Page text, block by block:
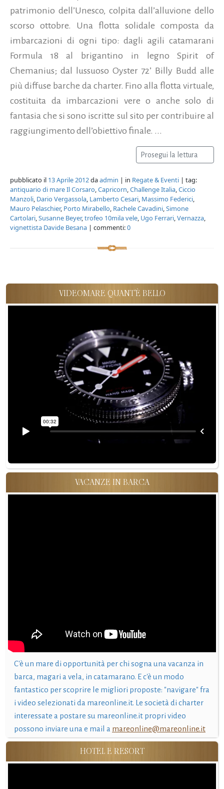
patrimonio dell’Unesco, colpita dall’alluvione dello
scorso ottobre. Una flotta solidale composta da
imbarcazioni di ogni tipo: dagli agili catamarani
Formula 18 al brigantino in legno Spirit of
Chemanius; dal lussuoso Oyster 72’ Billy Budd alle
più diffuse barche da charter. Fino alla flotta virtuale,
costituita da imbarcazioni vere o anche solo di
fantasia che si sono iscritte sul sito per contribuire al
raggiungimento dell’obiettivo finale. ...
Prosegui la lettura
pubblicato il 13 Aprile 2012daadmin | in Regate & Eventi | tag:
antiquario di mare Il Corsaro,Capricorn,Challenge Italia,Ciccio
Manzoli, Dario Vergassola, Lamberto Cesari, Massimo Federici,
Mauro Pelaschier, Porto Mirabello, Rachele Cavadini,Simone
Cartolari,Susanne Beyer,trofeo 10mila vele, Ugo Ferrari,Vernazza,
vignettista Davide Besana | commenti:0
VIDEOMARE QUANT'È BELLO
VACANZE IN BARCA
C'è un mare di opportunità per chi sogna una vacanza in
barca, magari a vela, in catamarano. E c'è un modo
fantastico per scoprire le migliori proposte: "navigare" fra
i video selezionati da mareonline.it. Le società di charter
interessate a postare su mareonline.it propri video
possono inviare una e mail a mareonline@mareonline.it
HOTEL E RESORT